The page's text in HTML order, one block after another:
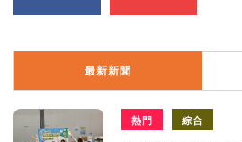
最新新聞
熱門 綜合